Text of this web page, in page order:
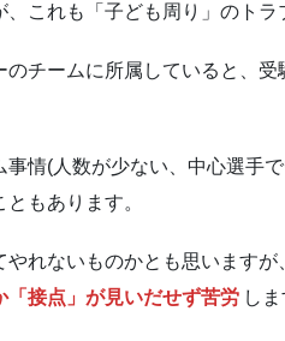
、これも「子ども周り」のトラ
のチームに所属していると、
事情(人数が少ない、中心選手
もあります。
れないものかとも思いますが
「接点」が見いだせず苦労 しま